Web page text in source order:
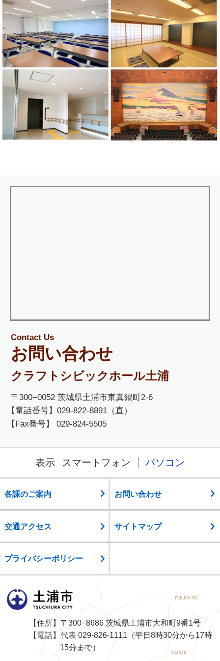
した。
2021年12月8日
施設への電話は、かけ間違いのないように
ご注意ください。
2021年2月28日
クラフトシビックホール土浦 動画配信用
ネット環境整備について（お知らせ）
Contact Us
お問い合わせ
クラフトシビックホール土浦
〒300−0052 茨城県土浦市東真鍋町2-6
【電話番号】029-822-8891（直）
【Fax番号】 029-824-5505
表示 スマートフォン パソコン
各課のご案内 お問い合わせ
交通アクセス サイトマップ
プライバシーポリシー
土浦市
【住所】〒300−8686 茨城県土浦市大和町9番1号
【電話】代表 029-826-1111（平日8時30分から17時
15分まで）